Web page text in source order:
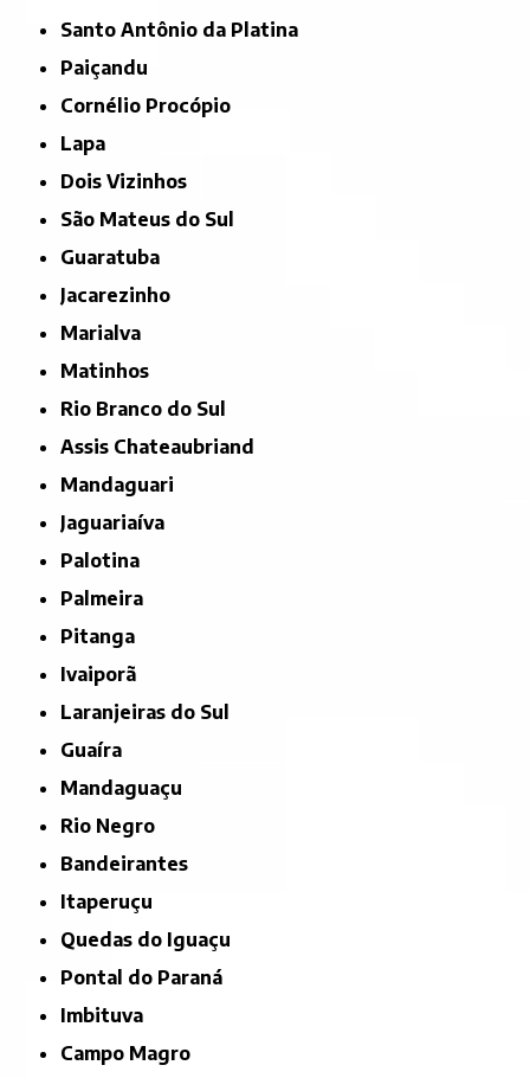
Santo Antônio da Platina
Paiçandu
Cornélio Procópio
Lapa
Dois Vizinhos
São Mateus do Sul
Guaratuba
Jacarezinho
Marialva
Matinhos
Rio Branco do Sul
Assis Chateaubriand
Mandaguari
Jaguariaíva
Palotina
Palmeira
Pitanga
Ivaiporã
Laranjeiras do Sul
Guaíra
Mandaguaçu
Rio Negro
Bandeirantes
Itaperuçu
Quedas do Iguaçu
Pontal do Paraná
Imbituva
Campo Magro